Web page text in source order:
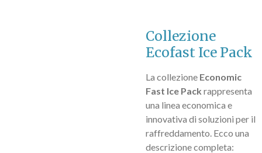
Collezione
Ecofast Ice Pack
La collezione Economic
Fast Ice Pack rappresenta
una linea economica e
innovativa di soluzioni per il
raffreddamento. Ecco una
descrizione completa: